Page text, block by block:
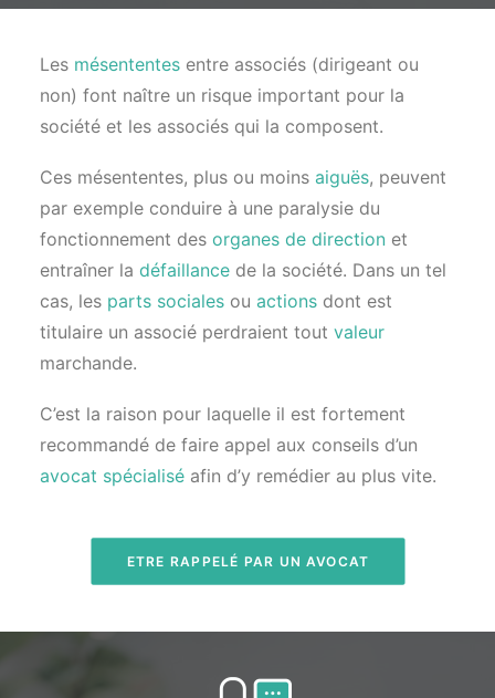
Les mésententes entre associés (dirigeant ou
non) font naître un risque important pour la
société et les associés qui la composent.
Ces mésententes, plus ou moins aiguës, peuvent
par exemple conduire à une paralysie du
fonctionnement des organes de direction et
entraîner la défaillance de la société. Dans un tel
cas, les parts sociales ou actions dont est
titulaire un associé perdraient tout valeur
marchande.
C’est la raison pour laquelle il est fortement
recommandé de faire appel aux conseils d’un
avocat spécialisé afin d’y remédier au plus vite.
ETRE RAPPELÉ PAR UN AVOCAT